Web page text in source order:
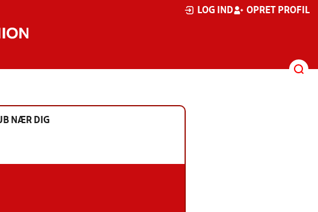
LOG IND OPRET PROFIL
NÆR DIG